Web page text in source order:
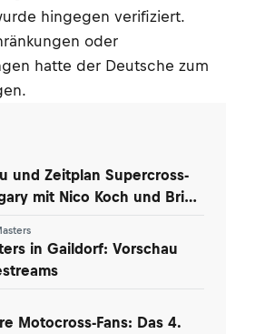
hingegen verifiziert.
oder
hatte der Deutsche zum
und Zeitplan Supercross-
mit Nico Koch und Brian
in Gaildorf: Vorschau
Motocross-Fans: Das 4.